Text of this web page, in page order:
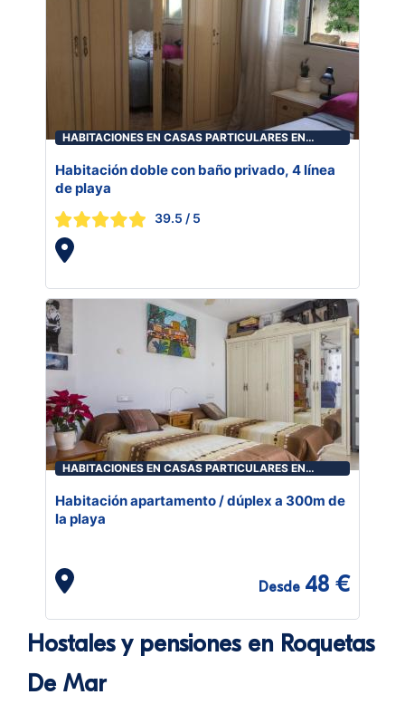
HABITACIONES EN CASAS PARTICULARES EN
Habitación doble con baño privado, 4 línea
de playa
39.5 / 5
HABITACIONES EN CASAS PARTICULARES EN
Habitación apartamento / dúplex a 300m de
la playa
Desde 48 €
Hostales y pensiones en Roquetas
De Mar